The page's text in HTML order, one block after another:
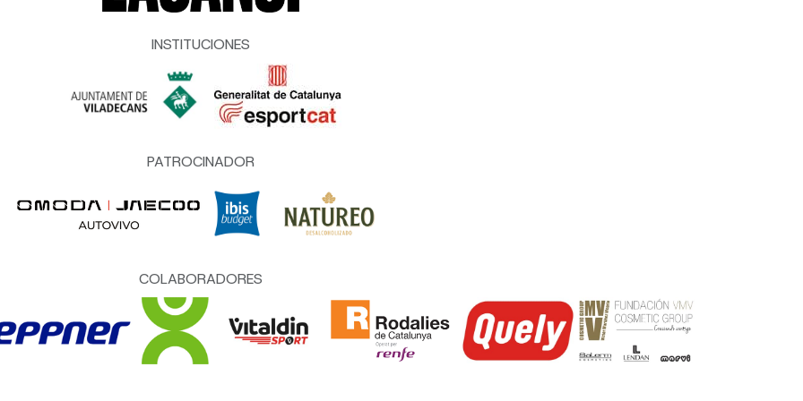
INSTITUCIONES
PATROCINADOR
COLABORADORES